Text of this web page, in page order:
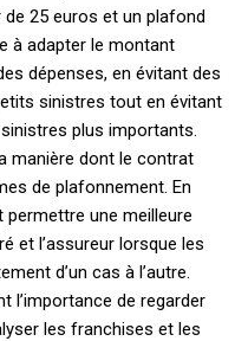
25 euros et un plafond
à adapter le montant
dépenses, en évitant des
sinistres tout en évitant
plus importants.
manière dont le contrat
de plafonnement. En
permettre une meilleure
et l’assureur lorsque les
d’un cas à l’autre.
l’importance de regarder
les franchises et les